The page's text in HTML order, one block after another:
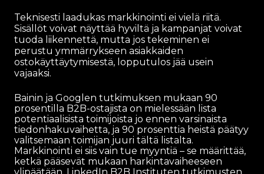
Teknisesti laadukas markkinointi ei vielä riitä.
Sisällöt voivat näyttää hyviltä ja kampanjat voivat
tuoda liikennettä, mutta jos tekeminen ei
perustu ymmärrykseen asiakkaiden
ostokäyttäytymisestä, lopputulos jää usein
vajaaksi.
Bainin ja Googlen tutkimuksen mukaan 90
prosentilla B2B-ostajista on mielessään lista
potentiaalisista toimijoista jo ennen varsinaista
tiedonhakuvaihetta, ja 90 prosenttia heistä päätyy
valitsemaan toimijan juuri tältä listalta.
Markkinointi ei siis vain tue myyntiä – se määrittää,
ketkä pääsevät mukaan harkintavaiheeseen